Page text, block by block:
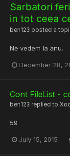
Sarbatori
in tot ceea
ben123 posted a
Ne vedem la anu.
December 28,
Cont FileList -
ben123 replied to
59
July 15, 2015